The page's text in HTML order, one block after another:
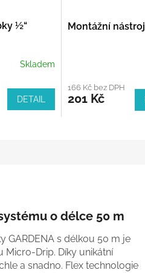
½“
Skladem
DETAIL
Montážní nástroj
166 Kč bez DPH
201 Kč
o délce 50 m
GARDENA s délkou 50 m je
Drip. Díky unikátní
a snadno. Flex technologie